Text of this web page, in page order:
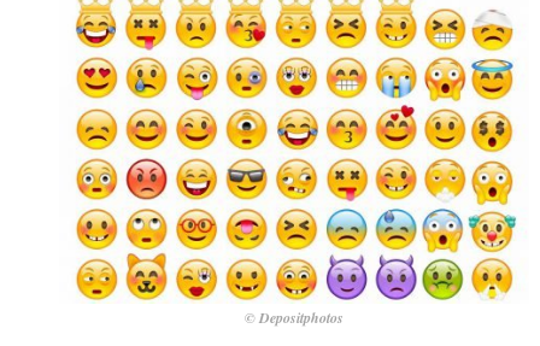
© Depositphotos